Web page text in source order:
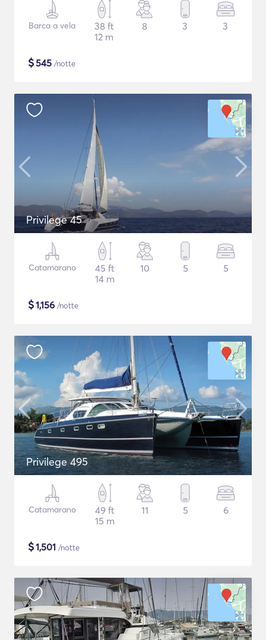
Barca a vela
38 ft
12 m
8 3 3
$545 /notte
Privilege 45
Catamarano
45 ft
14 m
10 5 5
$1,156 /notte
Privilege 495
Catamarano
49 ft
15 m
11 5 6
$1,501 /notte